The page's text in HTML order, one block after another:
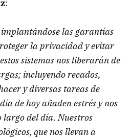
:
las garantías
la privacidad y evitar
sistemas nos liberarán de
incluyendo recados,
y diversas tareas de
de hoy añaden estrés y nos
largo del día. Nuestros
que nos llevan a